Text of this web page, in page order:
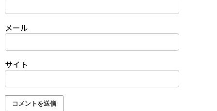
メール
サイト